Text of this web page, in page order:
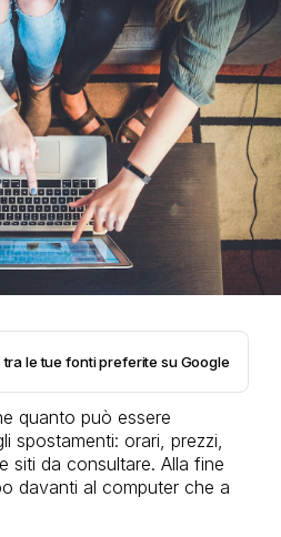
le tue fonti preferite su Google
quanto può essere
spostamenti: orari, prezzi,
siti da consultare. Alla fine
davanti al computer che a